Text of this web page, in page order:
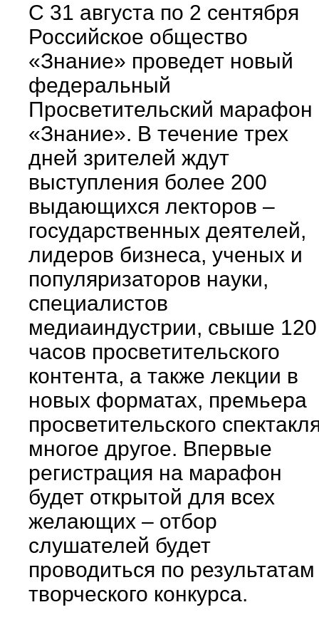
С 31 августа по 2 сентября
Российское общество
«Знание» проведет новый
федеральный
Просветительский марафон
«Знание». В течение трех
дней зрителей ждут
выступления более 200
выдающихся лекторов –
государственных деятелей,
лидеров бизнеса, ученых и
популяризаторов науки,
специалистов
медиаиндустрии, свыше 120
часов просветительского
контента, а также лекции в
новых форматах, премьера
просветительского
многое другое. Впервые
регистрация на марафон
будет открытой для всех
желающих – отбор
слушателей будет
проводиться по результатам
творческого конкурса.